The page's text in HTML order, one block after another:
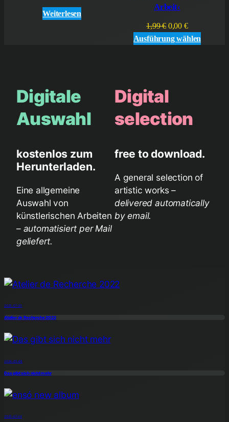
Weiterlesen
Arbeit‹
1,99€ Ursprünglicher
Preis
0,00 €Aktueller
Preis
Ausführung wählen
Digitale
Auswahl
kostenlos zum
Herunterladen.
Eine allgemeine
Auswahl von
künstlerischen Arbeiten
– automatisiert per Mail
geliefert.
Digital
selection
free to download.
A general selection of
artistic works –
delivered automatically
by email.
2025-07-30
Atelier de Recherche 2022
2024-05-06
Das gibt sich nicht mehr
2025-07-24